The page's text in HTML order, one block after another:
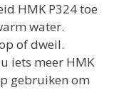
HMK P324 toe
water.
of dweil.
iets meer HMK
gebruiken om